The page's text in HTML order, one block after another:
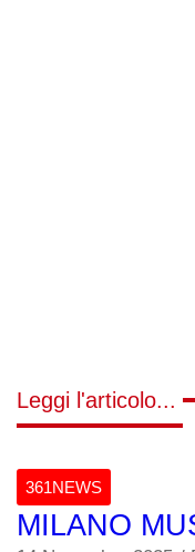
Leggi l'articolo...
361NEWS
MILANO